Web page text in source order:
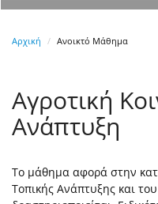
Αρχική Ανοικτό Μάθημα
Αγροτική
Ανάπτυξη
Το μάθημα αφορά στην
Τοπικής Ανάπτυξης και